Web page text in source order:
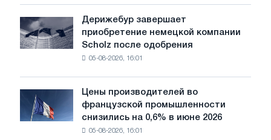
для
Белгорода
Дерижебур
завершает
приобретение
после
одобрения
Европейской
Дерижебур завершает
приобретение немецкой компании
Scholz после одобрения
05-08-2026, 16:01
Цены
производителей
во
Цены производителей во
французской промышленности
снизились на 0,6% в июне 2026
05-08-2026, 16:01